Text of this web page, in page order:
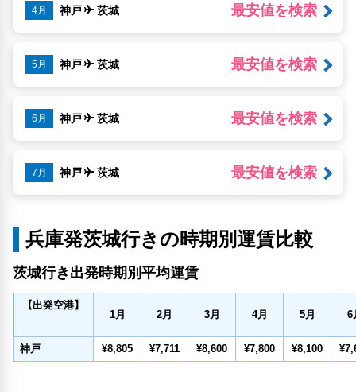
4月 神戸 茨城 最安値を検索
5月 神戸 茨城 最安値を検索
6月 神戸 茨城 最安値を検索
7月 神戸 茨城 最安値を検索
兵庫発茨城行きの時期別運賃比較
茨城行き出発時期別平均運賃
【出発空港】
1月 2月 3月 4月 5月 6
神戸 ¥8,805 ¥7,711 ¥8,600 ¥7,800 ¥8,100